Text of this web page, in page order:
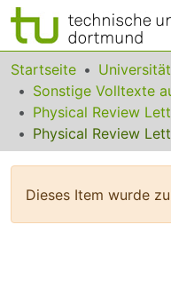
Bereiche &
Das gesamte
Statistiken
Startseite
Physical Review
Dieses Item wurde